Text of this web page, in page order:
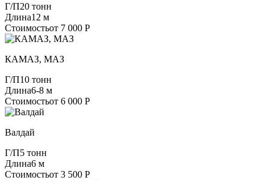
Г/П20 тонн
Длина12 м
Стоимостьот 7 000 Р
КАМАЗ, МАЗ
Г/П10 тонн
Длина6-8 м
Стоимостьот 6 000 Р
Валдай
Г/П5 тонн
Длина6 м
Стоимостьот 3 500 Р